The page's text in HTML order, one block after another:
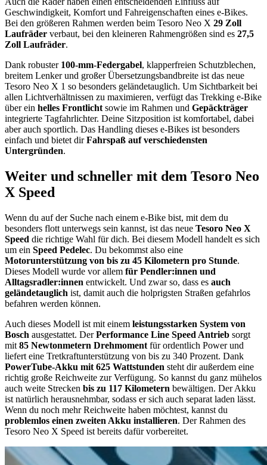
Geschwindigkeit, Komfort und Fahreigenschaften eines e-Bikes.
Bei den größeren Rahmen werden beim Tesoro Neo X 29 Zoll
Laufräder verbaut, bei den kleineren Rahmengrößen sind es 27,5
Zoll Laufräder.
Dank robuster 100-mm-Federgabel, klapperfreien Schutzblechen,
breitem Lenker und großer Übersetzungsbandbreite ist das neue
Tesoro Neo X 1 so besonders geländetauglich. Um Sichtbarkeit bei
allen Lichtverhältnissen zu maximieren, verfügt das Trekking e-Bike
über ein helles Frontlicht sowie im Rahmen und Gepäckträger
integrierte Tagfahrlichter. Deine Sitzposition ist komfortabel, dabei
aber auch sportlich. Das Handling dieses e-Bikes ist besonders
einfach und bietet dirFahrspaß auf verschiedensten
Untergründen.
Weiter und schneller mit dem Tesoro Neo
X Speed
Wenn du auf der Suche nach einem e-Bike bist, mit dem du
besonders flott unterwegs sein kannst, ist das neue Tesoro Neo X
Speed die richtige Wahl für dich. Bei diesem Modell handelt es sich
um ein Speed Pedelec. Du bekommst also eine
Motorunterstützung von bis zu 45 Kilometern pro Stunde.
Dieses Modell wurde vor allem für Pendler:innen und
Alltagsradler:innen entwickelt. Und zwar so, dass es auch
geländetauglich ist, damit auch die holprigsten Straßen gefahrlos
befahren werden können.
Auch dieses Modell ist mit einem leistungsstarken System von
Bosch ausgestattet. DerPerformance Line Speed Antrieb sorgt
mit 85 Newtonmetern Drehmoment für ordentlich Power und
liefert eine Tretkraftunterstützung von bis zu 340 Prozent. Dank
PowerTube-Akku mit 625 Wattstunden steht dir außerdem eine
richtig große Reichweite zur Verfügung. So kannst du ganz mühelos
auch weite Strecken bis zu 117 Kilometern bewältigen. Der Akku
ist natürlich herausnehmbar, sodass er sich auch separat laden lässt.
Wenn du noch mehr Reichweite haben möchtest, kannst du
problemlos einen zweiten Akku installieren. Der Rahmen des
Tesoro Neo X Speed ist bereits dafür vorbereitet.